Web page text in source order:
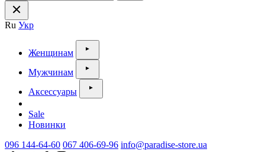
Ru Укр
Женщинам
Мужчинам
Аксессуары
Sale
Новинки
096 144-64-60 067 406-69-96 info@paradise-store.ua